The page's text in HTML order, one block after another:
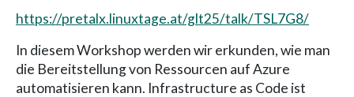
https://pretalx.linuxtage.at/glt25/talk/TSL7G8/
In diesem Workshop werden wir erkunden, wie man
die Bereitstellung von Ressourcen auf Azure
automatisieren kann. Infrastructure as Code ist